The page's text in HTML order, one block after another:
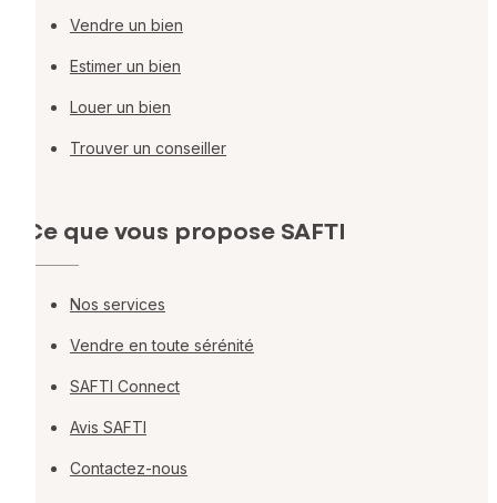
Vendre un bien
Estimer un bien
Louer un bien
Trouver un conseiller
Ce que vous propose SAFTI
Nos services
Vendre en toute sérénité
SAFTI Connect
Avis SAFTI
Contactez-nous